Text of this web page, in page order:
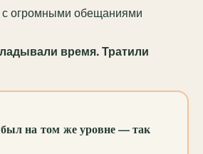
огромными обещаниями
время. Тратили
на том же уровне — так